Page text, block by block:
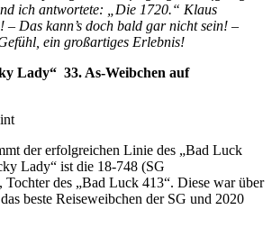
ich antwortete: „Die 1720.“ Klaus
Das kann’s doch bald gar nicht sein! –
ein großartiges Erlebnis!
Lady“ 33. As-Weibchen auf
der erfolgreichen Linie des „Bad Luck
Lady“ ist die 18-748 (SG
des „Bad Luck 413“. Diese war über
beste Reiseweibchen der SG und 2020